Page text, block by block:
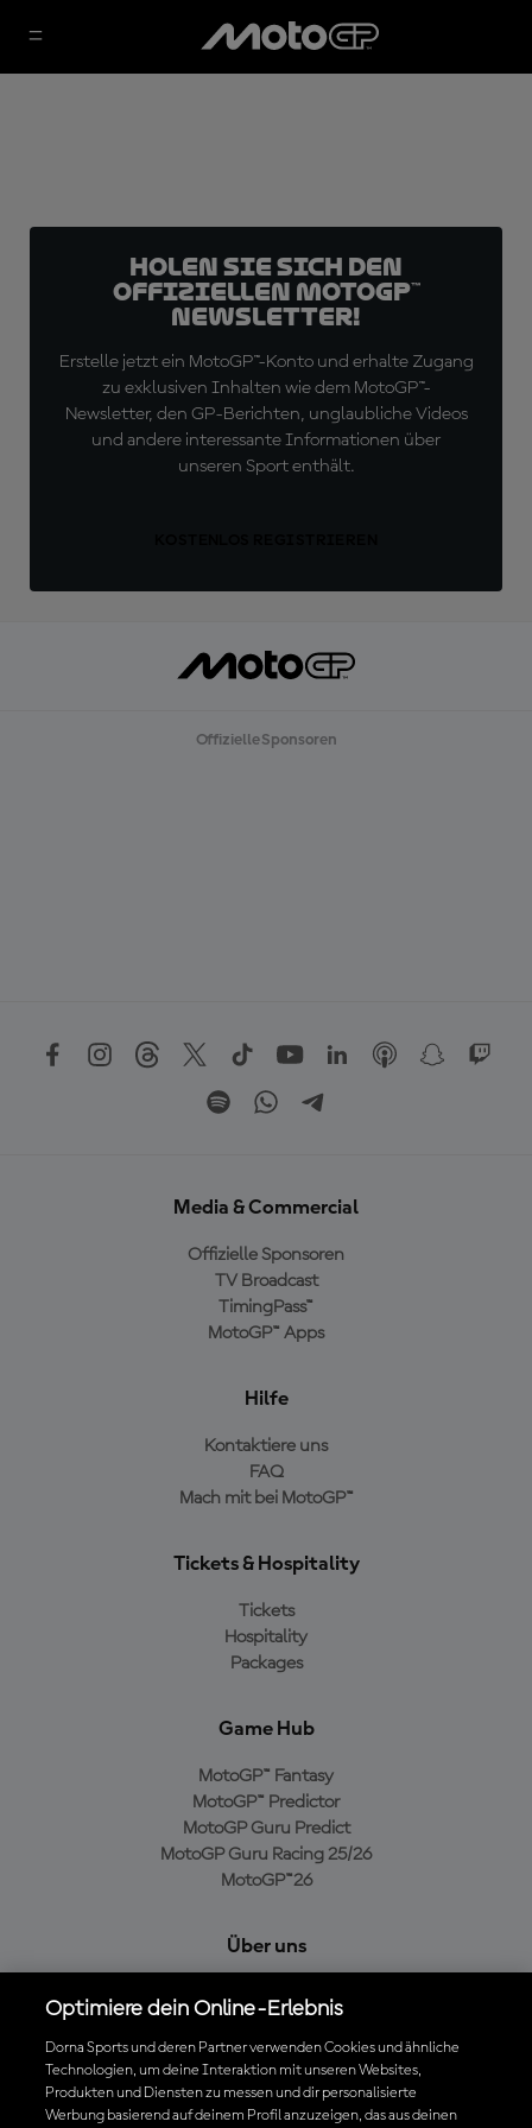
Holen Sie sich den
offiziellen MotoGP™
Newsletter!
Erstelle jetzt ein MotoGP™-Konto und erhalte Zugang
zu exklusiven Inhalten wie dem MotoGP™-
Newsletter, den GP-Berichten, unglaubliche Videos
und andere interessante Informationen über
unseren Sport enthält.
Offizielle Sponsoren
Media & Commercial
Offizielle Sponsoren
TV Broadcast
TimingPass™
MotoGP™ Apps
Hilfe
Kontaktiere uns
FAQ
Mach mit bei MotoGP™
Tickets & Hospitality
Tickets
Hospitality
Packages
Game Hub
MotoGP™ Fantasy
MotoGP™ Predictor
MotoGP Guru Predict
MotoGP Guru Racing 25/26
MotoGP™26
Über uns
Cookie-Richtlinien
Geschäftsbedingungen
Datenschutzrichtlinien
Kaufrichtlinie
Optimiere dein Online-Erlebnis
Dorna Sports und deren Partner verwenden Cookies und ähnliche
Technologien, um deine Interaktion mit unseren Websites,
Produkten und Diensten zu messen und dir personalisierte
Werbung basierend auf deinem Profil anzuzeigen, das aus deinen